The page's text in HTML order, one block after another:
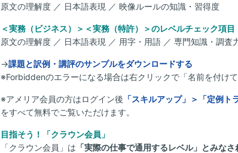
原文の理解度 ／ 日本語表現 ／ 映像ルールの知識・習得度
＜実務（ビジネス）＞＜実務（特許）＞のレベルチェック項目
原文の理解度 ／ 日本語表現 ／ 用字・用語 ／ 専門知識・調査
→課題と訳例・講評のサンプルをダウンロードする
※Forbiddenのエラーになる場合は右クリックで「名前を付け
※アメリア会員の方はログイン後 「スキルアップ」＞「定例ト
をすべて無料でご覧いただけます。
目指そう！「クラウン会員」
「クラウン会員」は 「実際の仕事で通用するレベル」とみな